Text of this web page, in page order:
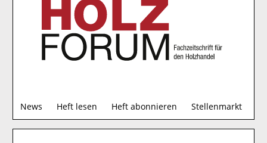
News Heft lesen Heft abonnieren Stellenmarkt
u
c